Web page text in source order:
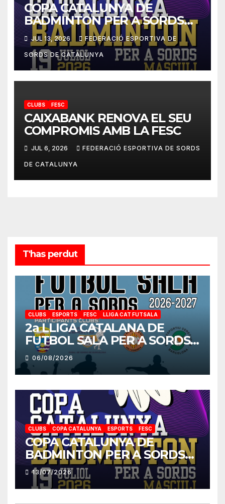
COPA CATALUNYA DE
BADMINTON PER A SORDS
2026
JUL 13, 2026 FEDERACIÓ ESPORTIVA DE
SORDS DE CATALUNYA
CLUBS FESC
CAIXABANK RENOVA EL SEU
COMPROMIS AMB LA FESC
JUL 6, 2026 FEDERACIÓ ESPORTIVA DE SORDS
DE CATALUNYA
T'has perdut
CLUBS ESPORTS FESC LLIGA CAT FUTSALA
2a LLIGA CATALANA DE
FUTBOL SALA PER A SORDS
2026-2027
06/08/2026
CLUBS COPA CATALUNYA ESPORTS FESC
COPA CATALUNYA DE
BADMINTON PER A SORDS
2026
13/07/2026